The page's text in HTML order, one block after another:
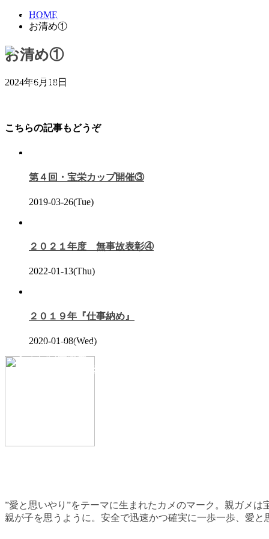
〒811-2124 福岡県糟屋郡宇美町若草3-2-5
ホーム
スタッフブログ
お問い合わせ
プライバシーポリシー
HOME
お清め①
お清め①
2024年6月18日
こちらの記事もどうぞ
第４回・宝栄カップ開催③
2019-03-26(Tue)
２０２１年度 無事故表彰④
2022-01-13(Thu)
２０１９年『仕事納め』
2020-01-08(Wed)
”愛と思いやり”をテーマに生まれたカメのマーク。親ガメ
親が子を思うように。安全で迅速かつ確実に一歩一歩、愛